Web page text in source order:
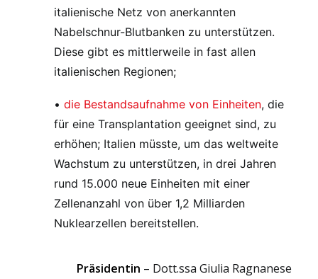
italienische Netz von anerkannten
Nabelschnur-Blutbanken zu unterstützen.
Diese gibt es mittlerweile in fast allen
italienischen Regionen;
• die Bestandsaufnahme von Einheiten, die
für eine Transplantation geeignet sind, zu
erhöhen; Italien müsste, um das weltweite
Wachstum zu unterstützen, in drei Jahren
rund 15.000 neue Einheiten mit einer
Zellenanzahl von über 1,2 Milliarden
Nuklearzellen bereitstellen.
Präsidentin – Dott.ssa Giulia Ragnanese